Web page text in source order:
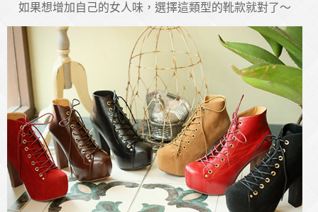
如果想增加自己的女人味，選擇這類型的靴款就對了～